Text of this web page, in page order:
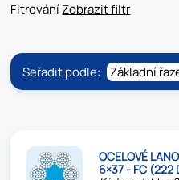
FitrováníZobrazit filtr
Seřadit podle:
OCELOVÉ
6×37 - FC (222